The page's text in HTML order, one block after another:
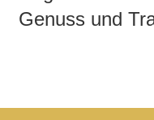
Genuss und